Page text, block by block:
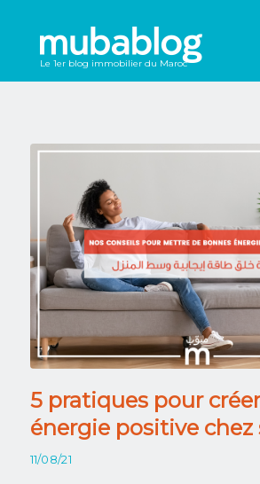
Le 1er blog immobilier du Maroc
5 pratiques pour
énergie positive chez
11/08/21